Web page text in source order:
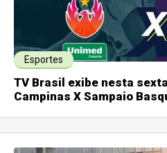
Esportes
TV Brasil exibe nesta
Campinas X Sampaio